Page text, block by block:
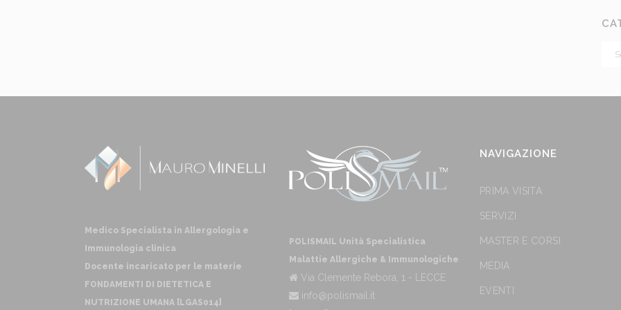
Medico Specialista in Allergologia e
Immunologia clinica
Docente incaricato per le materie
FONDAMENTI DI DIETETICA E
NUTRIZIONE UMANA [LGAS014]
POLISMAIL Unità Specialistica
Malattie Allergiche & Immunologiche
Via Clemente Rebora, 1 - LECCE
info@polismail.it
NAVIGAZIONE
PRIMA VISITA
SERVIZI
MASTER E CORSI
MEDIA
EVENTI